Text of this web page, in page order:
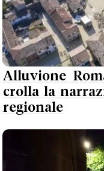
Alluvione
crolla la
regionale